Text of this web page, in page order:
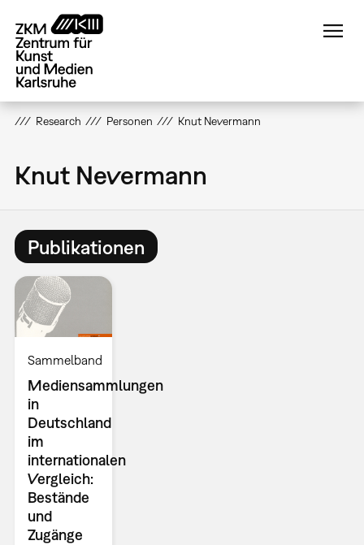
zum
Inhalt
Research Personen Knut Nevermann
Knut Nevermann
Publikationen
Sammelband
Mediensammlungen
in
Deutschland
im
internationalen
Vergleich:
Bestände
und
Zugänge